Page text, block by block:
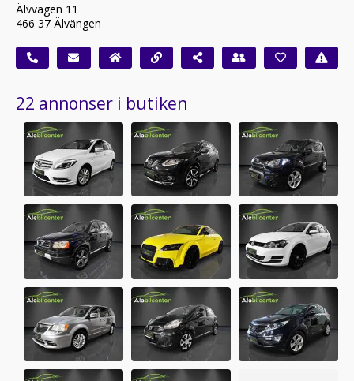
Älvvägen 11
466 37 Älvängen
22 annonser i butiken